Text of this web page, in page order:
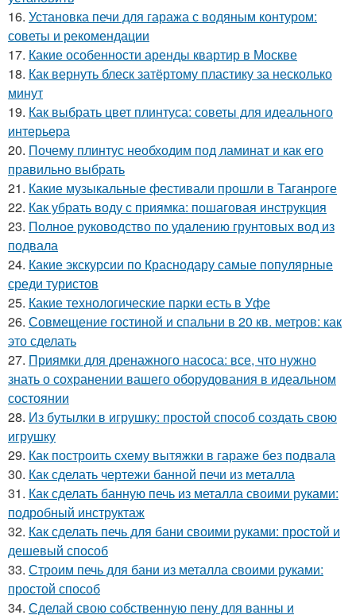
16. Установка печи для гаража с водяным контуром:
советы и рекомендации
17. Какие особенности аренды квартир в Москве
18. Как вернуть блеск затёртому пластику за несколько
минут
19. Как выбрать цвет плинтуса: советы для идеального
интерьера
20. Почему плинтус необходим под ламинат и как его
правильно выбрать
21. Какие музыкальные фестивали прошли в Таганроге
22. Как убрать воду с приямка: пошаговая инструкция
23. Полное руководство по удалению грунтовых вод из
подвала
24. Какие экскурсии по Краснодару самые популярные
среди туристов
25. Какие технологические парки есть в Уфе
26. Совмещение гостиной и спальни в 20 кв. метров: как
это сделать
27. Приямки для дренажного насоса: все, что нужно
знать о сохранении вашего оборудования в идеальном
состоянии
28. Из бутылки в игрушку: простой способ создать свою
игрушку
29. Как построить схему вытяжки в гараже без подвала
30. Как сделать чертежи банной печи из металла
31. Как сделать банную печь из металла своими руками:
подробный инструктаж
32. Как сделать печь для бани своими руками: простой и
дешевый способ
33. Строим печь для бани из металла своими руками:
простой способ
34. Сделай свою собственную пену для ванны и